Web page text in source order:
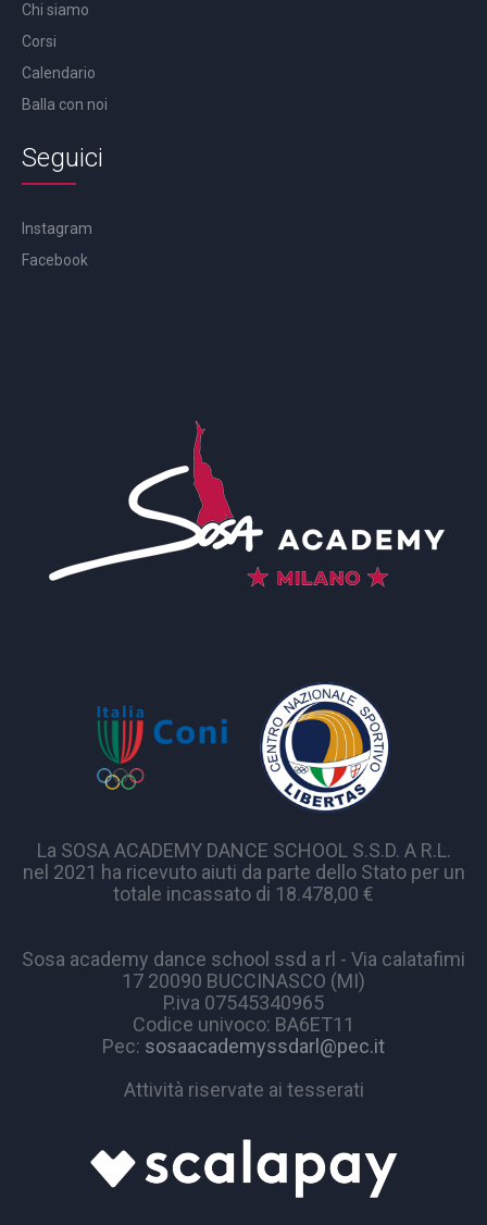
Chi siamo
Corsi
Calendario
Balla con noi
Seguici
Instagram
Facebook
La SOSA ACADEMY DANCE SCHOOL S.S.D. A R.L.
nel 2021 ha ricevuto aiuti da parte dello Stato per un
totale incassato di 18.478,00 €
Sosa academy dance school ssd a rl - Via calatafimi
17 20090 BUCCINASCO (MI)
P.iva 07545340965
Codice univoco: BA6ET11
Pec: sosaacademyssdarl@pec.it
Attività riservate ai tesserati